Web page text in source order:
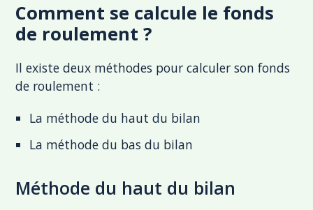
Comment se calcule le fonds
de roulement ?
Il existe deux méthodes pour calculer son fonds
de roulement :
La méthode du haut du bilan
La méthode du bas du bilan
Méthode du haut du bilan